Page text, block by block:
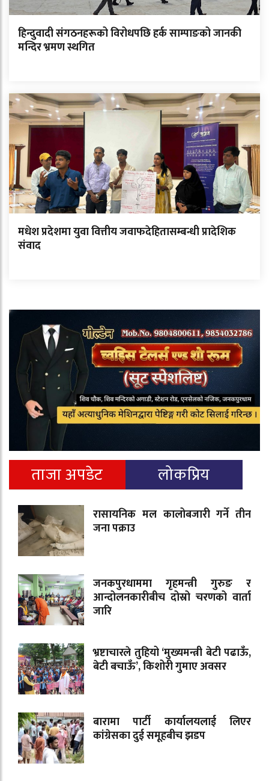
हिन्दुवादी संगठनहरूको विरोधपछि हर्क साम्पाङको जानकी
मन्दिर भ्रमण स्थगित
मधेश प्रदेशमा युवा वित्तीय जवाफदेहितासम्बन्धी प्रादेशिक
संवाद
ताजा अपडेट लोकप्रिय
रासायनिक मल कालोबजारी गर्ने तीन
जना पक्राउ
जनकपुरधाममा गृहमन्त्री गुरुङ र
आन्दोलनकारीबीच दोस्रो चरणको वार्ता
जारि
भ्रष्टाचारले तुहियो ‘मुख्यमन्त्री बेटी पढाऊँ,
बेटी बचाऊँ’, किशोरी गुमाए अवसर
बारामा पार्टी कार्यालयलाई लिएर
कांग्रेसका दुई समूहबीच झडप